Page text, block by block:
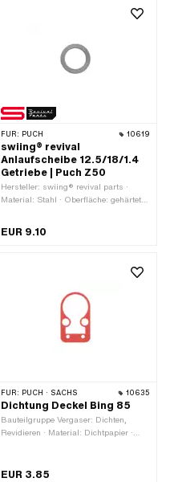
FÜR: PUCH 10619
swiing® revival
Anlaufscheibe 12.5/18/1.4
Getriebe | Puch Z50
Hersteller: swiing® revival parts ·
Material: Stahl · Oberfläche: gehärtet
EUR 9.10
FÜR: PUCH · SACHS 10635
Dichtung Deckel Bing 85
Bauteilgruppe Vergaser: Dichten,
Revidieren · Material: Dichtpapier ·
EUR 3.85